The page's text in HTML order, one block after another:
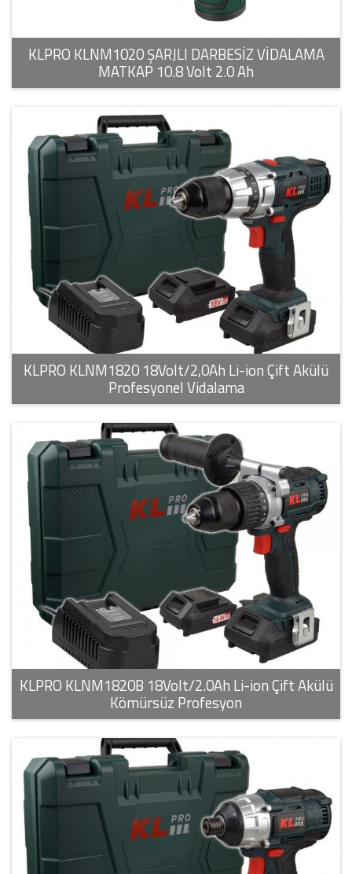
KLPRO KLNM1020 ŞARJLI DARBESİZ VİDALAMA
MATKAP 10.8 Volt 2.0 Ah
KLPRO KLNM1820 18Volt/2,0Ah Li-ion Çift Akülü
Profesyonel Vidalama
KLPRO KLNM1820B 18Volt/2.0Ah Li-ion Çift Akülü
Kömürsüz Profesyon